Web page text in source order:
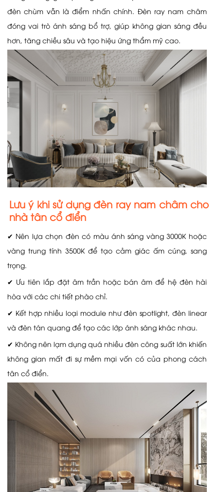
đèn chùm vẫn là điểm nhấn chính. Đèn ray nam châm
đóng vai trò ánh sáng bổ trợ, giúp không gian sáng đều
hơn, tăng chiều sâu và tạo hiệu ứng thẩm mỹ cao.
Lưu ý khi sử dụng đèn ray nam châm cho
nhà tân cổ điển
✔ Nên lựa chọn đèn có màu ánh sáng vàng 3000K hoặc
vàng trung tính 3500K để tạo cảm giác ấm cúng, sang
trọng.
✔ Ưu tiên lắp đặt âm trần hoặc bán âm để hệ đèn hài
hòa với các chi tiết phào chỉ.
✔ Kết hợp nhiều loại module như đèn spotlight, đèn linear
và đèn tán quang để tạo các lớp ánh sáng khác nhau.
✔ Không nên lạm dụng quá nhiều đèn công suất lớn khiến
không gian mất đi sự mềm mại vốn có của phong cách
tân cổ điển.